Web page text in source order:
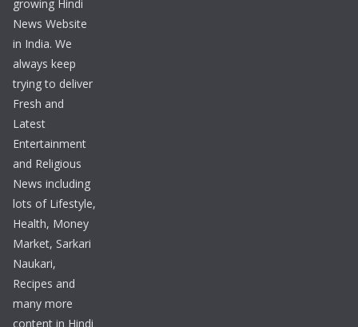
growing Hindi
News Website
in India. We
always keep
trying to deliver
Fresh and
Latest
Entertainment
and Religious
News including
lots of Lifestyle,
Health, Money
Market, Sarkari
Naukari,
Recipes and
many more
content in Hindi